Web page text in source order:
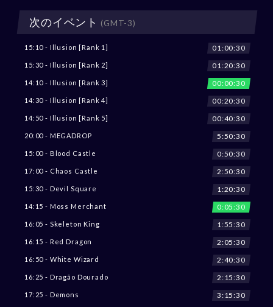
次のイベント (GMT-3)
15:10 - Illusion [Rank 1] 01:00:28
15:30 - Illusion [Rank 2] 01:20:28
14:10 - Illusion [Rank 3] 00:00:28
14:30 - Illusion [Rank 4] 00:20:28
14:50 - Illusion [Rank 5] 00:40:28
20:00 - MEGADROP 5:50:28
15:00 - Blood Castle 0:50:28
17:00 - Chaos Castle 2:50:28
15:30 - Devil Square 1:20:28
14:15 - Moss Merchant 0:05:28
16:05 - Skeleton King 1:55:28
16:15 - Red Dragon 2:05:28
16:50 - White Wizard 2:40:28
16:25 - Dragão Dourado 2:15:28
17:25 - Demons 3:15:28